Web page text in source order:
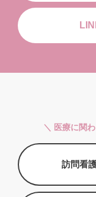
＼ 医療に関
訪問看